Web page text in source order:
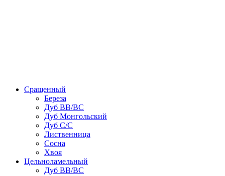
Сращенный
Береза
Дуб ВВ/ВС
Дуб Монгольский
Дуб С/С
Лиственница
Сосна
Хвоя
Цельноламельный
Дуб ВВ/ВС